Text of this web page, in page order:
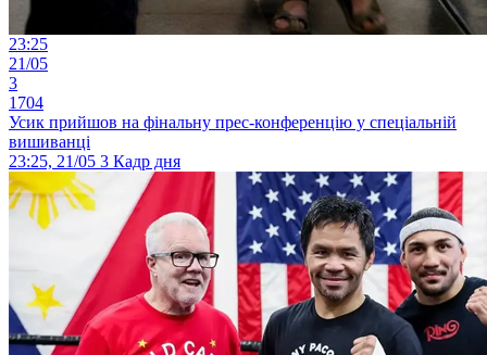
23:25
21/05
3
1704
Усик прийшов на фінальну прес-конференцію у спеціальній
вишиванці
23:25, 21/05 3 Кадр дня